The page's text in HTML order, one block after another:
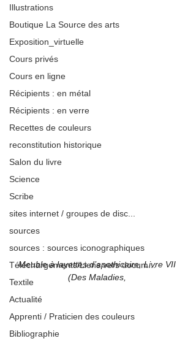
Illustrations
Boutique La Source des arts
Exposition_virtuelle
Cours privés
Cours en ligne
Récipients : en métal
Récipients : en verre
Recettes de couleurs
reconstitution historique
Salon du livre
Science
Scribe
sites internet / groupes de disc...
sources
sources : sources iconographiques
Téléchargements/Liens vers docum...
Textile
Actualité
Apprenti / Praticien des couleurs
Bibliographie
Meuble à layettes d’apothicaire, Livre VII
(Des Maladies,